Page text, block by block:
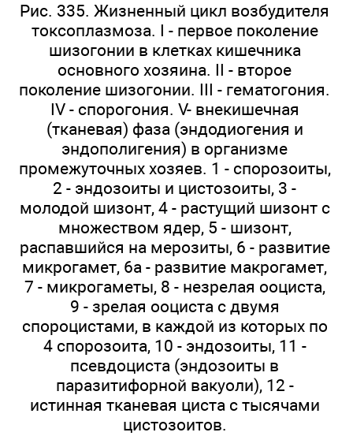
Рис. 335. Жизненный цикл возбудителя
токсоплазмоза. I - первое поколение
шизогонии в клетках кишечника
основного хозяина. II - второе
поколение шизогонии. III - гематогония.
IV - спорогония. V- внекишечная
(тканевая) фаза (эндодиогения и
эндополигения) в организме
промежуточных хозяев. 1 - спорозоиты,
2 - эндозоиты и цистозоиты, 3 -
молодой шизонт, 4 - растущий шизонт с
множеством ядер, 5 - шизонт,
распавшийся на мерозиты, 6 - развитие
микрогамет, 6а - развитие макрогамет,
7 - микрогаметы, 8 - незрелая ооциста,
9 - зрелая ооциста с двумя
спороцистами, в каждой из которых по
4 спорозоита, 10 - эндозоиты, 11 -
псевдоциста (эндозоиты в
паразитифорной вакуоли), 12 -
истинная тканевая циста с тысячами
цистозоитов.